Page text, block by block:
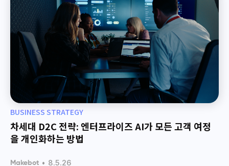
BUSINESS STRATEGY
차세대 D2C 전략: 엔터프라이즈 AI가 모든 고객 여정
을 개인화하는 방법
Makebot • 8.5.26